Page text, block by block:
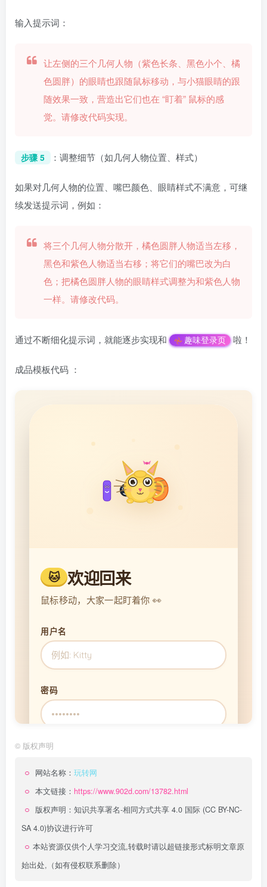
输入提示词：
让左侧的三个几何人物（紫色长条、黑色小个、橘
色圆胖）的眼睛也跟随鼠标移动，与小猫眼睛的跟
随效果一致，营造出它们也在 “盯着” 鼠标的感
觉。请修改代码实现。
步骤 5 ：调整细节（如几何人物位置、样式）
如果对几何人物的位置、嘴巴颜色、眼睛样式不满意，可继
续发送提示词，例如：
将三个几何人物分散开，橘色圆胖人物适当左移，
黑色和紫色人物适当右移；将它们的嘴巴改为白
色；把橘色圆胖人物的眼睛样式调整为和紫色人物
一样。请修改代码。
通过不断细化提示词，就能逐步实现和 趣味登录页 啦！
成品模板代码 ：
© 版权声明
网站名称： 玩转网
本文链接： https://www.902d.com/13782.html
版权声明： 知识共享署名-相同方式共享 4.0 国际 (CC BY-NC-
SA 4.0)协议进行许可
本站资源仅供个人学习交流,转载时请以超链接形式标明文章原
始出处,（如有侵权联系删除）